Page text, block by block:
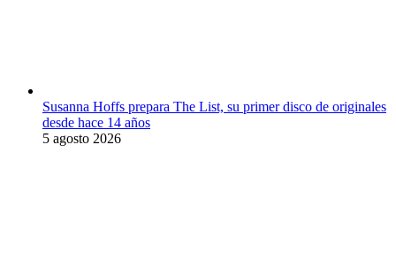
Susanna Hoffs prepara The List, su primer disco de originales
desde hace 14 años
5 agosto 2026